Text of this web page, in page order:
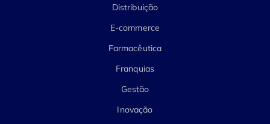
Distribuição
E-commerce
Farmacêutica
Franquias
Gestão
Inovação